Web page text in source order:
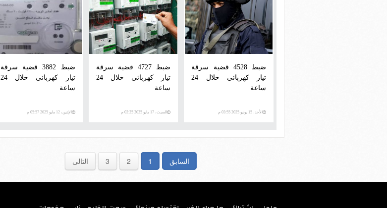
ضبط 4528 قضية سرقة
تيار كهربائي خلال 24
ساعة
الأحد، 15 يونيو 2025 03:55 م
ضبط 4727 قضية سرقة
تيار كهربائى خلال 24
ساعة
السبت، 17 مايو 2025 02:25 م
ضبط 3882 قضية سرقة
تيار كهربائي خلال 24
ساعة
الإثنين، 12 مايو 2025 05:57 م
السابق 1
2
3 التالى